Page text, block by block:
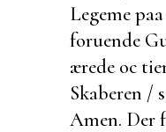
Legeme
foruende
ærede oc
Skaberen /
Amen. Der